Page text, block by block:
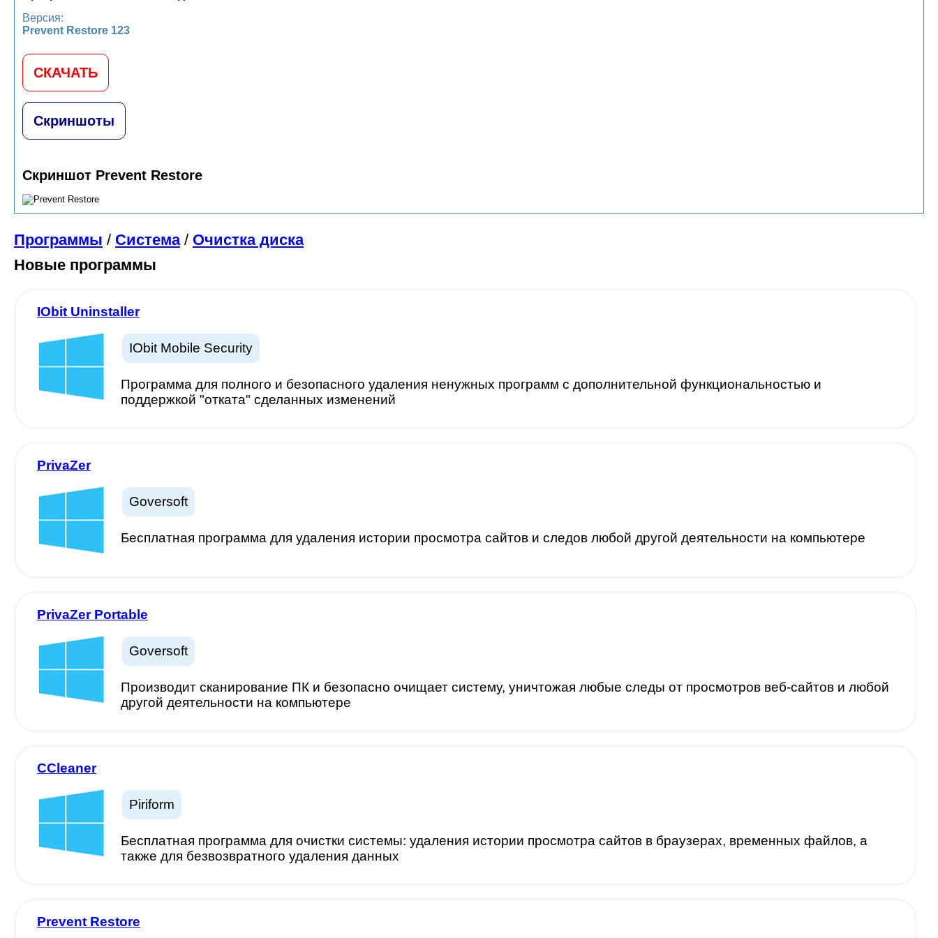
Версия:
Prevent Restore 123
СКАЧАТЬ
Скриншоты
Скриншот Prevent Restore
Программы / Система/ Очистка диска
Новые программы
IObit Uninstaller
IObit Mobile Security
Программа для полного и безопасного удаления ненужных программ с дополнительной функциональностью и
поддержкой "отката" сделанных изменений
PrivaZer
Goversoft
Бесплатная программа для удаления истории просмотра сайтов и следов любой другой деятельности на компьютере
PrivaZer Portable
Goversoft
Производит сканирование ПК и безопасно очищает систему, уничтожая любые следы от просмотров веб-сайтов и любой
другой деятельности на компьютере
CCleaner
Piriform
Бесплатная программа для очистки системы: удаления истории просмотра сайтов в браузерах, временных файлов, а
также для безвозвратного удаления данных
Prevent Restore